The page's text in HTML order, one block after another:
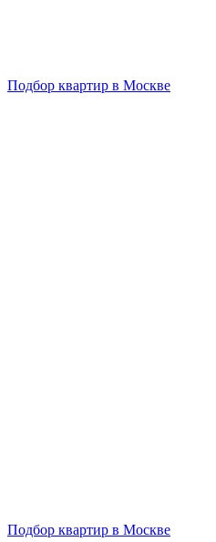
Подбор квартир в Москве
Подбор квартир в Москве